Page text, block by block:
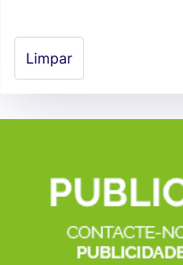
Limpar